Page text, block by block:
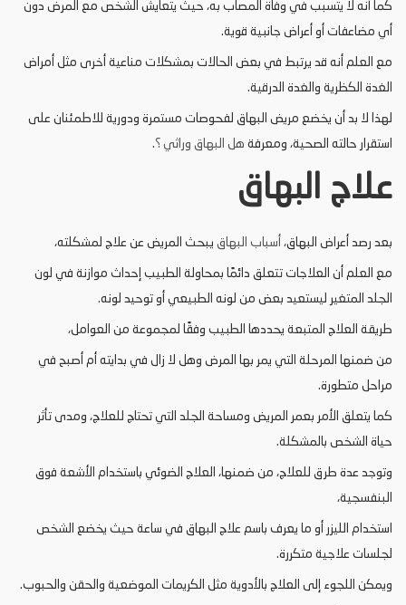
كما أنه لا يتسبب في وفاة المصاب به، حيث يتعايش الشخص مع المرض دون
أي مضاعفات أو أعراض جانبية قوية.
مع العلم أنه قد يرتبط في بعض الحالات بمشكلات مناعية أخرى مثل أمراض
الغدة الكظرية والغدة الدرقية.
لهذا لا بد أن يخضع مريض البهاق لفحوصات مستمرة ودورية للاطمئنان على
استقرار حالته الصحية، ومعرفة هل البهاق وراثي ؟.
علاج البهاق
بعد رصد أعراض البهاق، أسباب البهاق يبحث المريض عن علاج لمشكلته،
مع العلم أن العلاجات تتعلق دائمًا بمحاولة الطبيب إحداث موازنة في لون
الجلد المتغير ليستعيد بعض من لونه الطبيعي أو توحيد لونه.
طريقة العلاج المتبعة يحددها الطبيب وفقًا لمجموعة من العوامل،
من ضمنها المرحلة التي يمر بها المرض وهل لا زال في بدايته أم أصبح في
مراحل متطورة.
كما يتعلق الأمر بعمر المريض ومساحة الجلد التي تحتاج للعلاج، ومدى تأثر
حياة الشخص بالمشكلة.
وتوجد عدة طرق للعلاج، من ضمنها، العلاج الضوئي باستخدام الأشعة فوق
البنفسجية،
استخدام الليزر أو ما يعرف باسم علاج البهاق في ساعة حيث يخضع الشخص
لجلسات علاجية متكررة.
ويمكن اللجوء إلى العلاج بالأدوية مثل الكريمات الموضعية والحقن والحبوب.